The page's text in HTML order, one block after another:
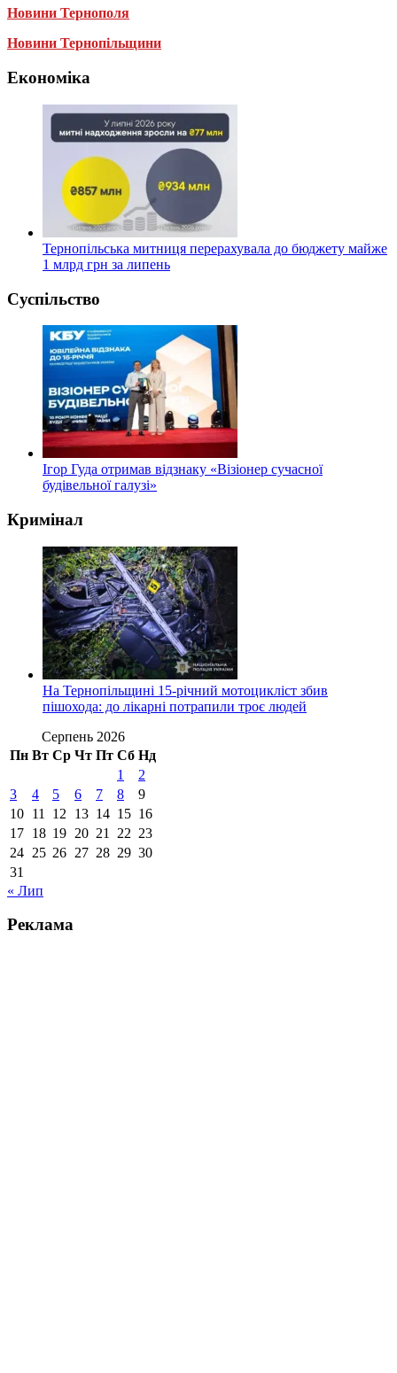
Новини Тернополя
Новини Тернопільщини
Економіка
Тернопільська митниця перерахувала до бюджету майже
1 млрд грн за липень
Суспільство
Ігор Гуда отримав відзнаку «Візіонер сучасної
будівельної галузі»
Кримінал
На Тернопільщині 15-річний мотоцикліст збив
пішохода: до лікарні потрапили троє людей
Серпень 2026
Пн Вт Ср Чт Пт Сб Нд
1
2
3
4 5 6 7 8
9
10 11 12 13 14 15 16
17 18 19 20 21 22 23
24 25 26 27 28 29 30
31
« Лип
Реклама